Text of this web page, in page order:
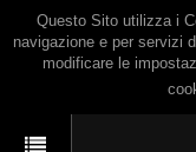
Questo Sito utilizza i
navigazione e per servizi
modificare le